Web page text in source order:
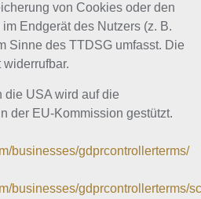
von Cookies oder den
Endgerät des Nutzers (z. B.
Sinne des TTDSG umfasst. Die
die USA wird auf die
der EU-Kommission gestützt.
businesses/gdprcontrollerterms/
businesses/gdprcontrollerterms/